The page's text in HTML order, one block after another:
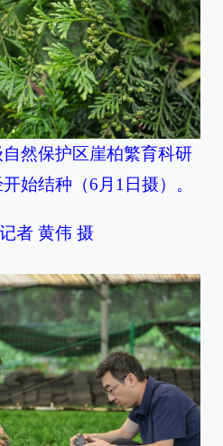
然保护区崖柏繁育科研
始结种（6月1日摄）。
者 黄伟 摄